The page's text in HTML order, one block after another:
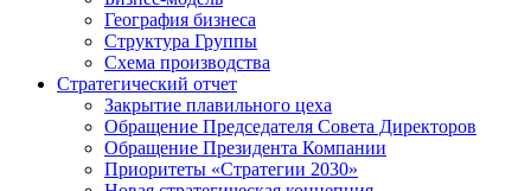
География бизнеса
Структура Группы
Схема производства
Стратегический отчет
Закрытие плавильного цеха
Обращение Председателя Совета Директоров
Обращение Президента Компании
Приоритеты «Стратегии 2030»